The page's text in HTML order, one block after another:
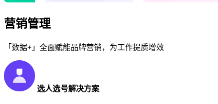
营销管理
「数据+」全面赋能品牌营销，为工作提质增效
选人选号解决方案